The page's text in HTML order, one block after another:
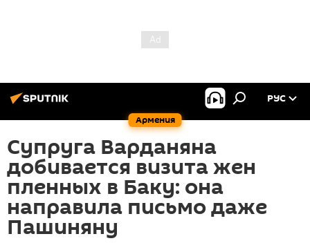
Армения
РУС
Супруга Варданяна
добивается визита жен
пленных в Баку: она
направила письмо даже
Пашиняну